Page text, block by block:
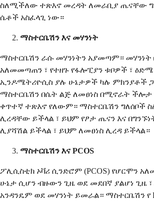
ስለሚችለው ተጽእኖ መረዳት ለመራቢያ ጤናቸው
ሴቶች አስፈላጊ ነው።
ማስተርቤሽን እና መሃንነት
ማስተርቤሽን ራሱ መሃንነትን አያመጣም። መሃንነት
አለመመጣጠን ፣ የተዘጉ የፋሎፒያን ቱቦዎች ፣
ኢንዶሜትሪዮሲስ ያሉ ሁኔታዎች ካሉ ምክንያቶች
ማስተርቤሽን በሴት ልጅ ለመፀነስ በሚኖራት ችሎታ
ቀጥተኛ ተጽእኖ የለውም። ማስተርቤሽን ግለሰቦች
ሊረዳቸው ይችላል ፣ ይህም የፆታ ጤናን እና
ሊያሻሽል ይችላል ፣ ይህም ለመፀነስ ሊረዳ ይችላል።
ማስተርቤሽን እና PCOS
ፖሊሲስቲክ ኦቫሪ ሲንድሮም (PCOS) የሆርሞን
ሁኔታ ሲሆን ብዙውን ጊዜ ወደ መደበኛ ያልሆነ ጊዜ ፣
አንዳንዴም ወደ መሃንነት ይመራል። ማስተርቤሽን የ